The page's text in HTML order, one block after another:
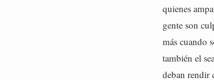
quienes
gente son
más cuando
también el
deban rendir